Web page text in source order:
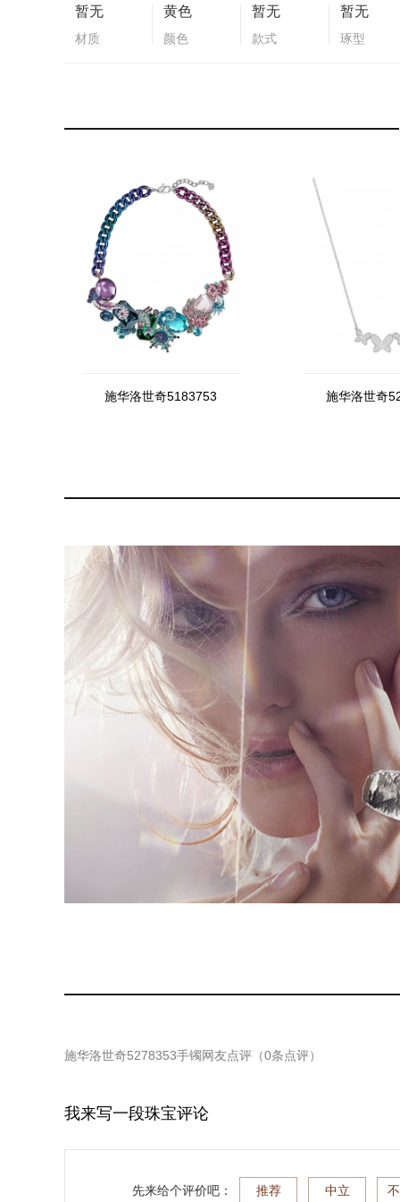
暂无
材质
黄色
颜色
暂无
款式
暂无
琢型
施华洛世奇5183753 施华洛世奇
施华洛世奇5278353手镯网友点评（0条点评）
我来写一段珠宝评论
先来给个评价吧： 推荐 中立